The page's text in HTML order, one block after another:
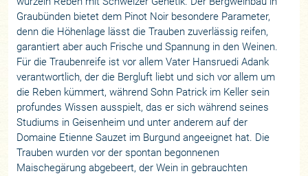
Graubünden bietet dem Pinot Noir besondere Parameter,
denn die Höhenlage lässt die Trauben zuverlässig reifen,
garantiert aber auch Frische und Spannung in den Weinen.
Für die Traubenreife ist vor allem Vater Hansruedi Adank
verantwortlich, der die Bergluft liebt und sich vor allem um
die Reben kümmert, während Sohn Patrick im Keller sein
profundes Wissen ausspielt, das er sich während seines
Studiums in Geisenheim und unter anderem auf der
Domaine Etienne Sauzet im Burgund angeeignet hat. Die
Trauben wurden vor der spontan begonnenen
Maischegärung abgebeert, der Wein in gebrauchten